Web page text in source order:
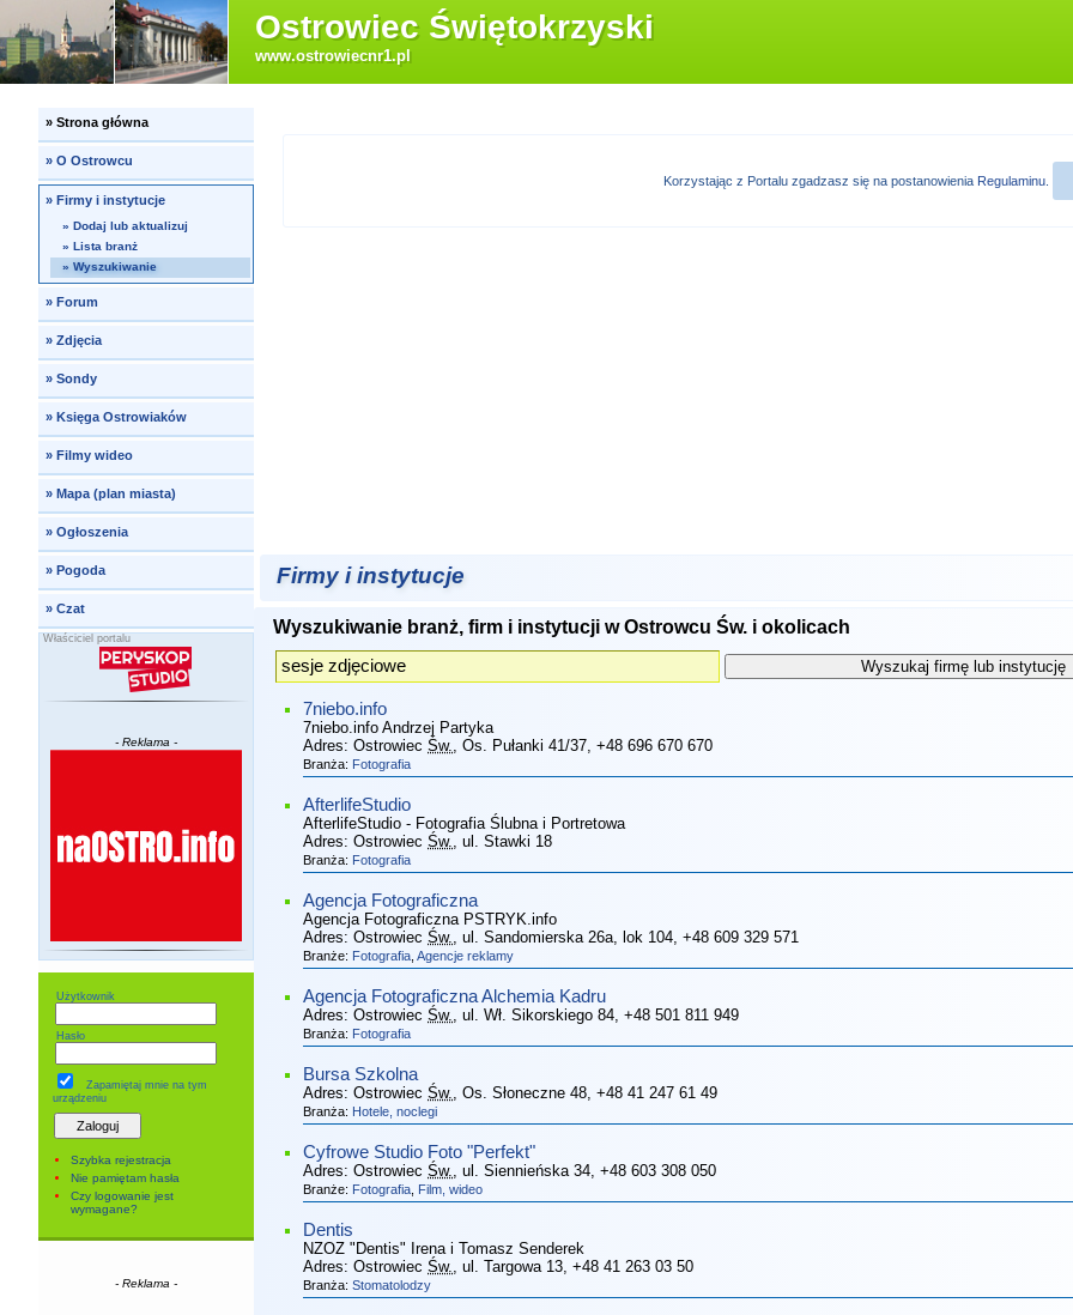
Ostrowiec Świętokrzyski
www.ostrowiecnr1.pl
» Strona główna
» O Ostrowcu
»Firmy i instytucje
» Dodaj lub aktualizuj
» Lista branż
» Wyszukiwanie
» Forum
» Zdjęcia
» Sondy
» Księga Ostrowiaków
» Filmy wideo
» Mapa (plan miasta)
» Ogłoszenia
» Pogoda
» Czat
Właściciel portalu
- Reklama -
Użytkownik
Hasło
Zapamiętaj mniena tym
urządzeniu
Szybka rejestracja
Nie pamiętam hasła
Czy logowanie jest
wymagane?
- Reklama -
Korzystając z Portalu zgadzasz się na postanowienia Regulaminu
Firmy i instytucje
Wyszukiwanie branż, firm i instytucji w Ostrowcu Św. i okolicach
7niebo.info
7niebo.info Andrzej Partyka
Adres: Ostrowiec Św., Os. Pułanki 41/37, +48 696 670 670
Branża: Fotografia
AfterlifeStudio
AfterlifeStudio - Fotografia Ślubna i Portretowa
Adres: Ostrowiec Św., ul. Stawki 18
Branża: Fotografia
Agencja Fotograficzna
Agencja Fotograficzna PSTRYK.info
Adres: Ostrowiec Św., ul. Sandomierska 26a, lok 104, +48 609 329 571
Branże: Fotografia Agencje reklamy
Agencja Fotograficzna Alchemia Kadru
Adres: Ostrowiec Św., ul. Wł. Sikorskiego 84, +48 501 811 949
Branża: Fotografia
Bursa Szkolna
Adres: Ostrowiec Św., Os. Słoneczne 48, +48 41 247 61 49
Branża: Hotele, noclegi
Cyfrowe Studio Foto "Perfekt"
Adres: Ostrowiec Św., ul. Siennieńska 34, +48 603 308 050
Branże: Fotografia Film, wideo
Dentis
NZOZ "Dentis" Irena i Tomasz Senderek
Adres: Ostrowiec Św., ul. Targowa 13, +48 41 263 03 50
Branża: Stomatolodzy